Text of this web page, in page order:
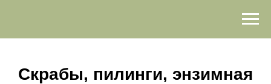
Скрабы, пилинги, энзимная